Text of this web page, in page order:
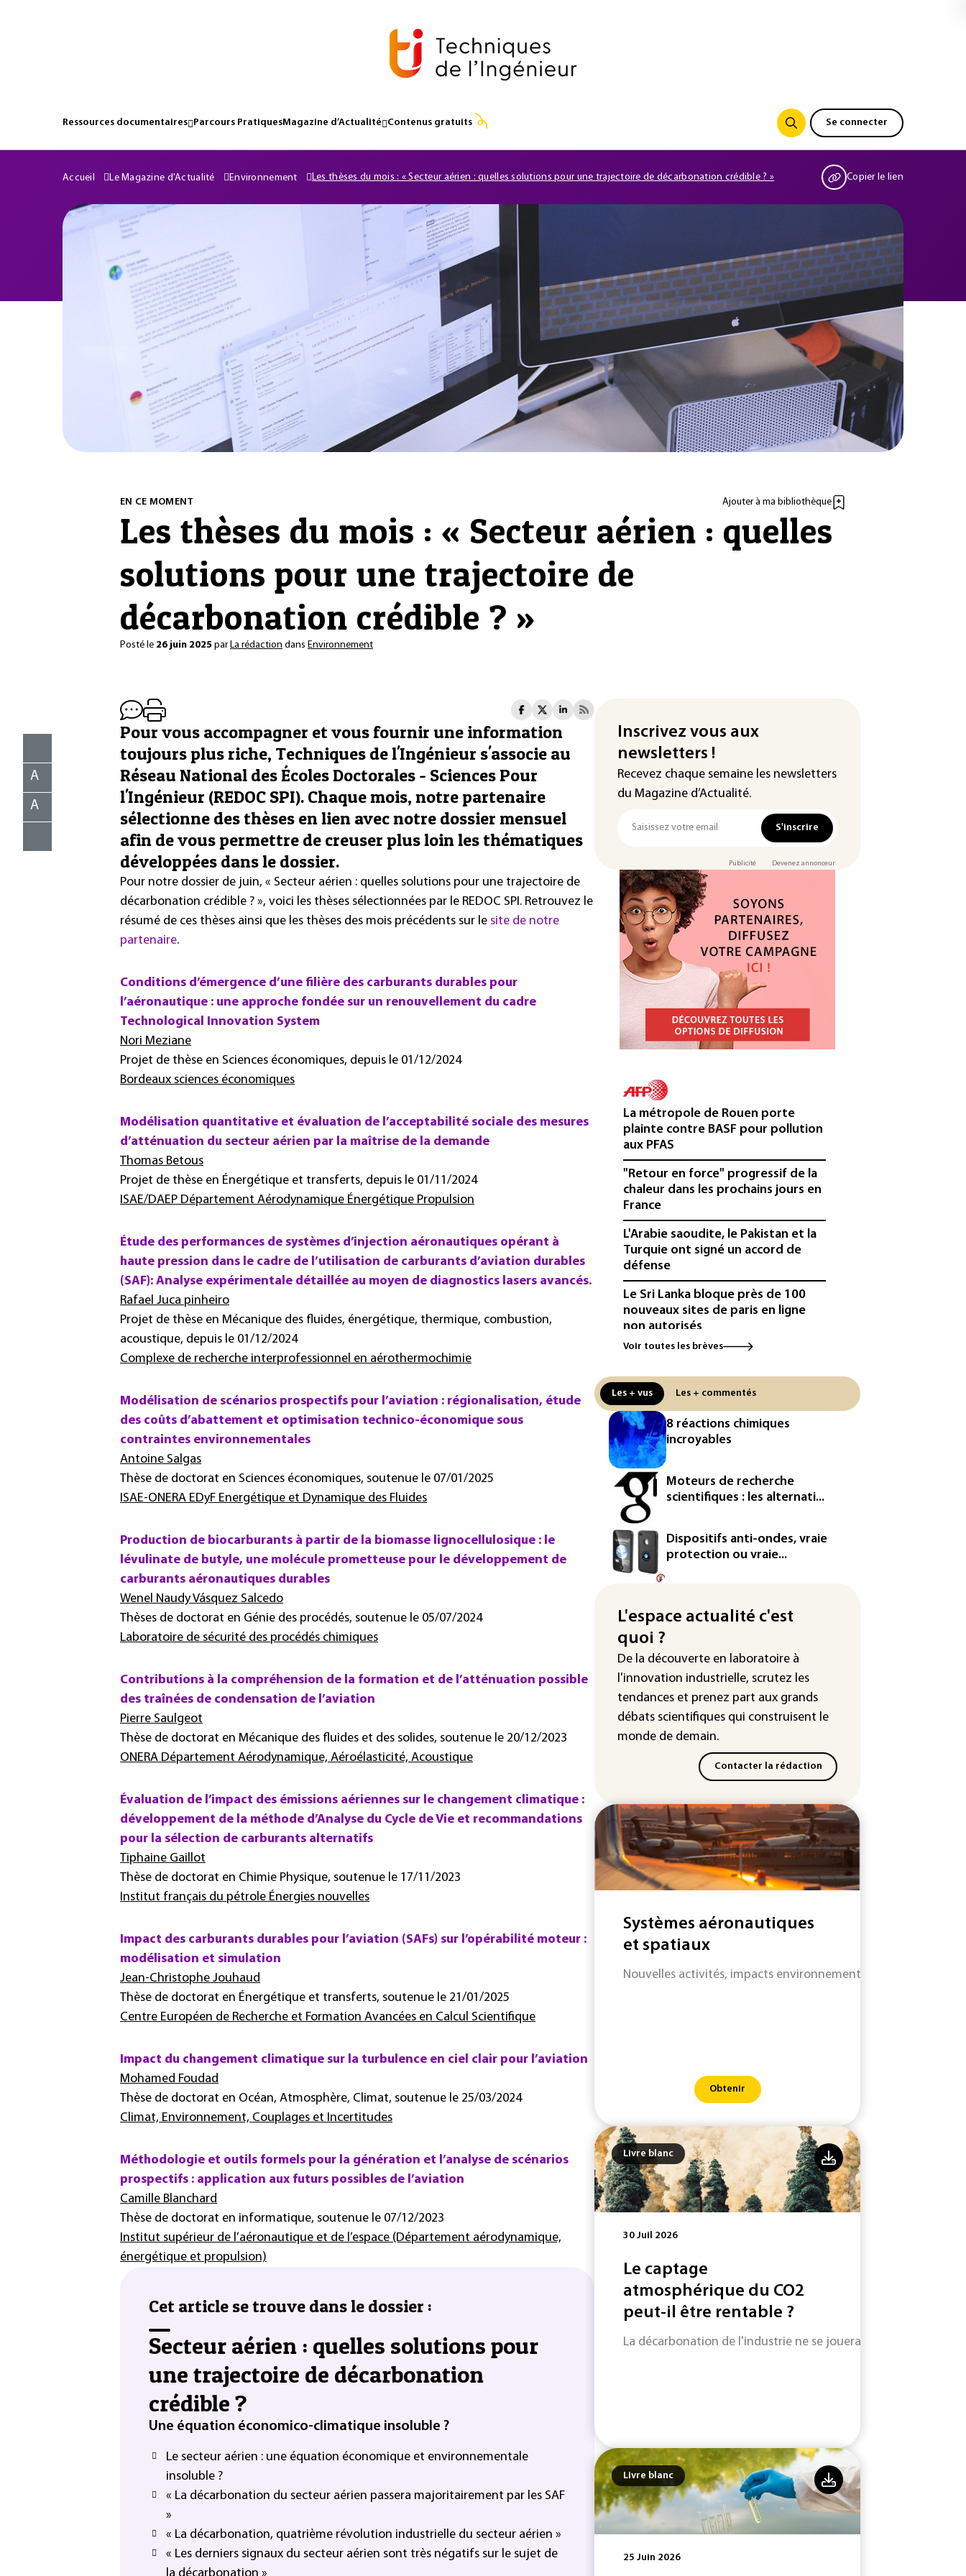
Ressources documentaires Parcours PratiquesMagazine d’Actualité Contenus gratuits Se connecter
Accueil Le Magazine d'Actualité Environnement Les thèses du mois : « Secteur aérien : quelles solutions pour une trajectoire de décarbonation crédible ? » Copier le lien
EN CE MOMENT Ajouter à ma bibliothèque
Les thèses du mois : « Secteur aérien : quelles
solutions pour une trajectoire de
décarbonation crédible ? »
Posté le 26 juin 2025 par La rédaction dans Environnement
A
A
Pour vous accompagner et vous fournir une information
toujours plus riche, Techniques de l'Ingénieur s'associe au
Réseau National des Écoles Doctorales - Sciences Pour
l'Ingénieur (REDOC SPI). Chaque mois, notre partenaire
sélectionne des thèses en lien avec notre dossier mensuel
afin de vous permettre de creuser plus loin les thématiques
développées dans le dossier.
Pour notre dossier de juin, « Secteur aérien : quelles solutions pour une trajectoire de
décarbonation crédible ? », voici les thèses sélectionnées par le REDOC SPI. Retrouvez le
résumé de ces thèses ainsi que les thèses des mois précédents sur le site de notre
partenaire.
Conditions d’émergence d’une filière des carburants durables pour
l’aéronautique : une approche fondée sur un renouvellement du cadre
Technological Innovation System
Nori Meziane
Projet de thèse en Sciences économiques, depuis le 01/12/2024
Bordeaux sciences économiques
Modélisation quantitative et évaluation de l’acceptabilité sociale des mesures
d’atténuation du secteur aérien par la maîtrise de la demande
Thomas Betous
Projet de thèse en Énergétique et transferts, depuis le 01/11/2024
ISAE/DAEP Département Aérodynamique Énergétique Propulsion
Étude des performances de systèmes d’injection aéronautiques opérant à
haute pression dans le cadre de l’utilisation de carburants d’aviation durables
(SAF): Analyse expérimentale détaillée au moyen de diagnostics lasers avancés.
Rafael Juca pinheiro
Projet de thèse en Mécanique des fluides, énergétique, thermique, combustion,
acoustique, depuis le 01/12/2024
Complexe de recherche interprofessionnel en aérothermochimie
Modélisation de scénarios prospectifs pour l’aviation : régionalisation, étude
des coûts d’abattement et optimisation technico-économique sous
contraintes environnementales
Antoine Salgas
Thèse de doctorat en Sciences économiques, soutenue le 07/01/2025
ISAE-ONERA EDyF Energétique et Dynamique des Fluides
Production de biocarburants à partir de la biomasse lignocellulosique : le
lévulinate de butyle, une molécule prometteuse pour le développement de
carburants aéronautiques durables
Wenel Naudy Vásquez Salcedo
Thèses de doctorat en Génie des procédés, soutenue le 05/07/2024
Laboratoire de sécurité des procédés chimiques
Contributions à la compréhension de la formation et de l’atténuation possible
des traînées de condensation de l’aviation
Pierre Saulgeot
Thèse de doctorat en Mécanique des fluides et des solides, soutenue le 20/12/2023
ONERA Département Aérodynamique, Aéroélasticité, Acoustique
Évaluation de l’impact des émissions aériennes sur le changement climatique :
développement de la méthode d’Analyse du Cycle de Vie et recommandations
pour la sélection de carburants alternatifs
Tiphaine Gaillot
Thèse de doctorat en Chimie Physique, soutenue le 17/11/2023
Institut français du pétrole Énergies nouvelles
Impact des carburants durables pour l’aviation (SAFs) sur l’opérabilité moteur :
modélisation et simulation
Jean-Christophe Jouhaud
Thèse de doctorat en Énergétique et transferts, soutenue le 21/01/2025
Centre Européen de Recherche et Formation Avancées en Calcul Scientifique
Impact du changement climatique sur la turbulence en ciel clair pour l’aviation
Mohamed Foudad
Thèse de doctorat en Océan, Atmosphère, Climat, soutenue le 25/03/2024
Climat, Environnement, Couplages et Incertitudes
Méthodologie et outils formels pour la génération et l’analyse de scénarios
prospectifs : application aux futurs possibles de l’aviation
Camille Blanchard
Thèse de doctorat en informatique, soutenue le 07/12/2023
Institut supérieur de l’aéronautique et de l’espace (Département aérodynamique,
énergétique et propulsion)
Cet article se trouve dans le dossier :
Secteur aérien : quelles solutions pour
une trajectoire de décarbonation
crédible ?
Une équation économico-climatique insoluble ?
Le secteur aérien : une équation économique et environnementale
insoluble ?
« La décarbonation du secteur aérien passera majoritairement par les SAF
»
« La décarbonation, quatrième révolution industrielle du secteur aérien »
« Les derniers signaux du secteur aérien sont très négatifs sur le sujet de
Inscrivez vous aux
newsletters !
Recevez chaque semaine les newsletters
du Magazine d’Actualité.
S'inscrire
Publicité Devenez annonceur
La métropole de Rouen porte
plainte contre BASF pour pollution
aux PFAS
"Retour en force" progressif de la
chaleur dans les prochains jours en
France
L'Arabie saoudite, le Pakistan et la
Turquie ont signé un accord de
défense
Le Sri Lanka bloque près de 100
nouveaux sites de paris en ligne
non autorisés
Petrobras: le bénéfice net double
hausse des prix du pétrole
Mineurs sur les réseaux sociaux:
Meta condamné à verser 567
millions de dollars supplémentaires
au Nouveau-Mexique
Arabie saoudite, Turquie et
Pakistan vont signer vendredi un
accord de défense (source proche
de l'armée)
Réseaux sociaux: une large
majorité d'ados britanniques
(sondage)
Puces et solaire: les Etats-Unis
taxent un matériau clé dominé par
la Chine
Les Etats-Unis veulent contrôler la
production d'un composant des
semiconducteurs et panneaux
Voir toutes les brèves
Les + vus Les + commentés
8 réactions chimiques
incroyables
Moteurs de recherche
scientifiques : les alternati...
Dispositifs anti-ondes, vraie
protection ou vraie...
L'espace actualité c'est
quoi ?
De la découverte en laboratoire à
l'innovation industrielle, scrutez les
tendances et prenez part aux grands
débats scientifiques qui construisent le
monde de demain.
Contacter la rédaction
Systèmes aéronautiques
et spatiaux
Nouvelles activités, impacts environnementaux :
Obtenir
Livre blanc
30 Juil 2026
Le captage
atmosphérique du CO2
peut-il être rentable ?
La décarbonation de l'industrie ne se jouera pas uniquement
Livre blanc
25 Juin 2026